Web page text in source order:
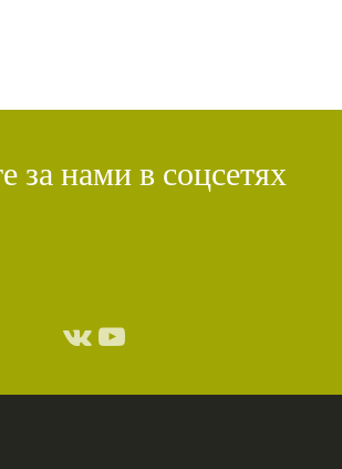
за нами в соцсетях